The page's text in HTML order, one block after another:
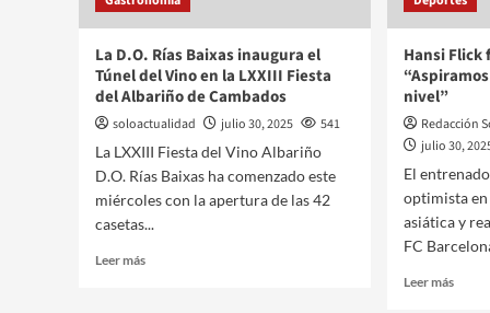
La D.O. Rías Baixas inaugura el
Túnel del Vino en la LXXIII Fiesta
del Albariño de Cambados
soloactualidad julio 30, 2025
541
La LXXIII Fiesta del Vino Albariño
D.O. Rías Baixas ha comenzado este
miércoles con la apertura de las 42
casetas...
Leer más
Hansi
nivel”
Redacción
julio 30,
El
optimista
asiática y
FC
Leer más